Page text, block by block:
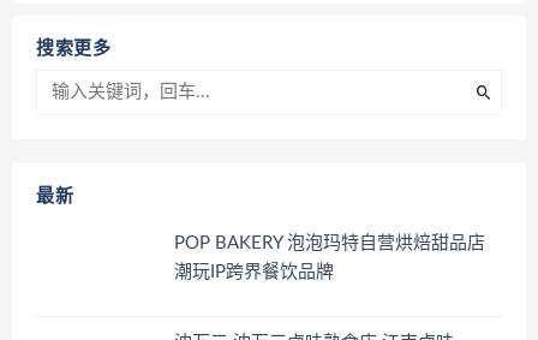
搜索更多
最新
POP BAKERY 泡泡玛特自营烘焙甜品店
潮玩IP跨界餐饮品牌